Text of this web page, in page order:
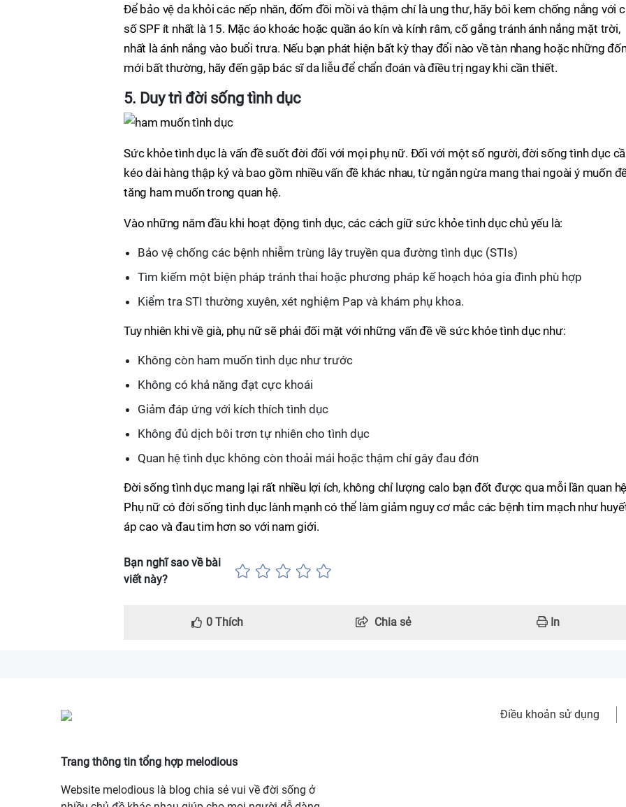
Để bảo vệ da khỏi các nếp nhăn, đốm đồi mồi và thậm chí là ung thư, hãy bôi kem chống nắng với
số SPF ít nhất là 15. Mặc áo khoác hoặc quần áo kín và kính râm, cố gắng tránh ánh nắng mặt trời,
nhất là ánh nắng vào buổi trưa. Nếu bạn phát hiện bất kỳ thay đổi nào về tàn nhang hoặc những
mới bất thường, hãy đến gặp bác sĩ da liễu để chẩn đoán và điều trị ngay khi cần thiết.
5. Duy trì đời sống tình dục
Sức khỏe tình dục là vấn đề suốt đời đối với mọi phụ nữ. Đối với một số người, đời sống tình dục
kéo dài hàng thập kỷ và bao gồm nhiều vấn đề khác nhau, từ ngăn ngừa mang thai ngoài ý muốn
tăng ham muốn trong quan hệ.
Vào những năm đầu khi hoạt động tình dục, các cách giữ sức khỏe tình dục chủ yếu là:
Bảo vệ chống các bệnh nhiễm trùng lây truyền qua đường tình dục (STIs)
Tìm kiếm một biện pháp tránh thai hoặc phương pháp kế hoạch hóa gia đình phù hợp
Kiểm tra STI thường xuyên, xét nghiệm Pap và khám phụ khoa.
Tuy nhiên khi về già, phụ nữ sẽ phải đối mặt với những vấn đề về sức khỏe tình dục như:
Không còn ham muốn tình dục như trước
Không có khả năng đạt cực khoái
Giảm đáp ứng với kích thích tình dục
Không đủ dịch bôi trơn tự nhiên cho tình dục
Quan hệ tình dục không còn thoải mái hoặc thậm chí gây đau đớn
Đời sống tình dục mang lại rất nhiều lợi ích, không chỉ lượng calo bạn đốt được qua mỗi lần quan
Phụ nữ có đời sống tình dục lành mạnh có thể làm giảm nguy cơ mắc các bệnh tim mạch như
áp cao và đau tim hơn so với nam giới.
Bạn nghĩ sao về bài
viết này?
0 Thích Chia sẻ In
Điều khoản sử dụng
Trang thông tin tổng hợp melodious
Website melodious là blog chia sẻ vui về đời sống ở